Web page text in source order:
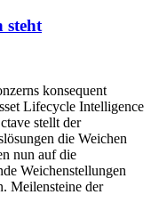
steht
konsequent
Lifecycle Intelligence
stellt der
die Weichen
nun auf die
Weichenstellungen
Meilensteine der